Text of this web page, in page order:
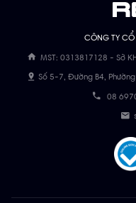
CÔNG TY CỔ
MST: 0313817128 - Sở
Số 5-7, Đường B4,
08